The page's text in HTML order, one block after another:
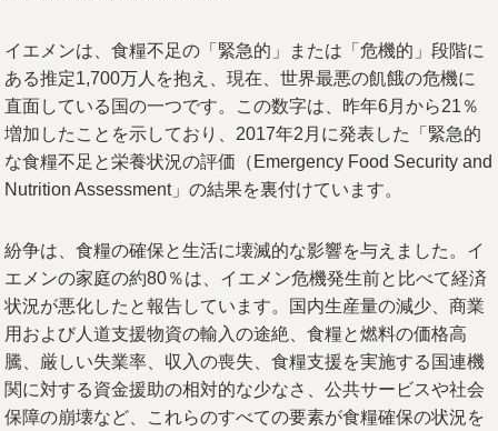
イエメンは、食糧不足の「緊急的」または「危機的」段階に
ある推定1,700万人を抱え、現在、世界最悪の飢餓の危機に
直面している国の一つです。この数字は、昨年6月から21％
増加したことを示しており、2017年2月に発表した「緊急的
な食糧不足と栄養状況の評価（Emergency Food Security and
Nutrition Assessment」の結果を裏付けています。
紛争は、食糧の確保と生活に壊滅的な影響を与えました。イ
エメンの家庭の約80％は、イエメン危機発生前と比べて経済
状況が悪化したと報告しています。国内生産量の減少、商業
用および人道支援物資の輸入の途絶、食糧と燃料の価格高
騰、厳しい失業率、収入の喪失、食糧支援を実施する国連機
関に対する資金援助の相対的な少なさ、公共サービスや社会
保障の崩壊など、これらのすべての要素が食糧確保の状況を